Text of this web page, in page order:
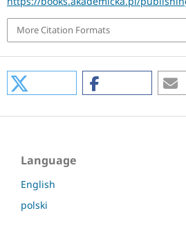
More Citation Formats
Language
English
polski